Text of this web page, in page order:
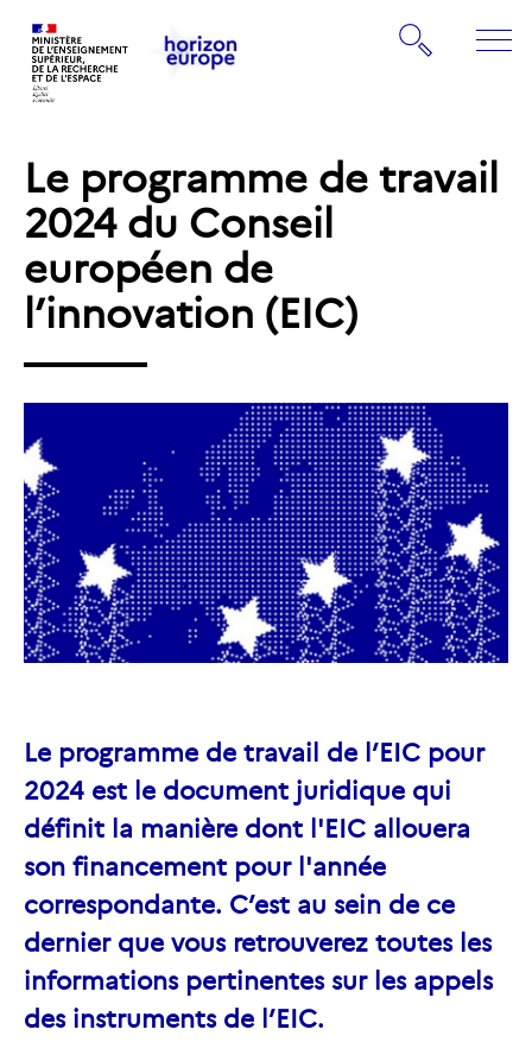
page
d'accueil
page
d'accueil
Rechercher
Le programme de travail
2024 du Conseil
européen de
l’innovation (EIC)
Le programme de travail de l’EIC pour
2024 est le document juridique qui
définit la manière dont l'EIC allouera
son financement pour l'année
correspondante. C’est au sein de ce
dernier que vous retrouverez toutes les
informations pertinentes sur les appels
des instruments de l’EIC.